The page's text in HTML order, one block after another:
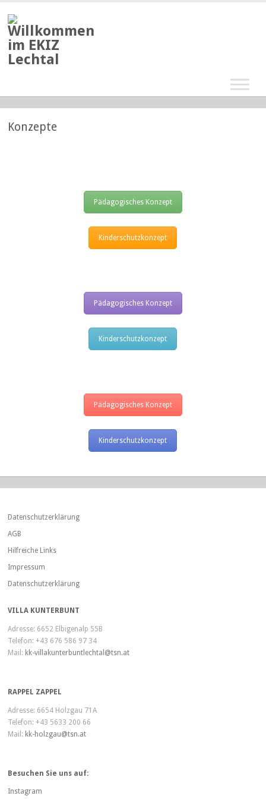
Konzepte
Pädagogisches Konzept
Kinderschutzkonzept
Pädagogisches Konzept
Kinderschutzkonzept
Pädagogisches Konzept
Kinderschutzkonzept
Datenschutzerklärung
AGB
Hilfreiche Links
Impressum
Datenschutzerklärung
VILLA KUNTERBUNT
Adresse: 6652 Elbigenalp 55B
Telefon: +43 676 586 97 34
Mail: kk-villakunterbuntlechtal@tsn.at
RAPPEL ZAPPEL
Adresse: 6654 Holzgau 71A
Telefon: +43 5633 200 66
Mail: kk-holzgau@tsn.at
Besuchen Sie uns auf:
Instagram